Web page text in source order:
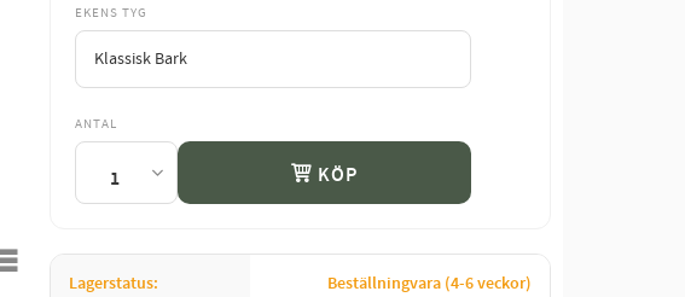
Listvy
EKENS TYG
ANTAL
KÖP
Lagerstatus Beställningvara (4-6 veckor)